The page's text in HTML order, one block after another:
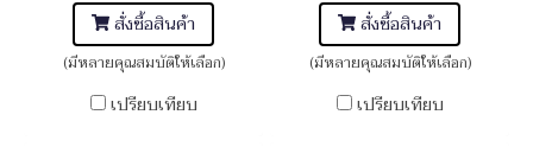
สั่งซื้อสินค้า
(มีหลายคุณสมบัติให้เลือก)
เปรียบเทียบ
สั่งซื้อสินค้า
(มีหลายคุณสมบัติให้เลือก)
เปรียบเทียบ